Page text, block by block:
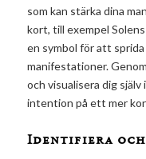
som kan stärka dina
kort, till exempel
en symbol för att
manifestationer.
och visualisera dig
intention på ett mer
Identifiera